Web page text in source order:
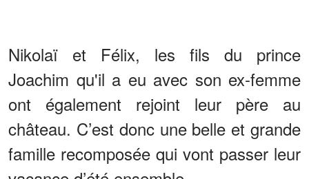
Nikolaï et Félix, les fils du prince
Joachim qu'il a eu avec son ex-femme
ont également rejoint leur père au
château. C’est donc une belle et grande
famille recomposée qui vont passer leur